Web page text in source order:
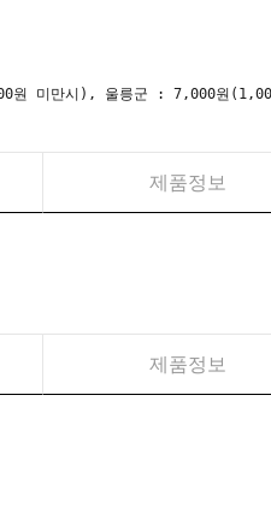
원 미만시), 울릉군 : 7,000원
제품정보
제품정보